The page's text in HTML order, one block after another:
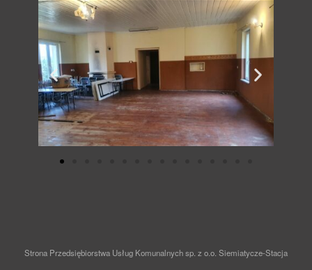
Strona Przedsiębiorstwa Usług Komunalnych sp. z o.o. Siemiatycze-Stacja